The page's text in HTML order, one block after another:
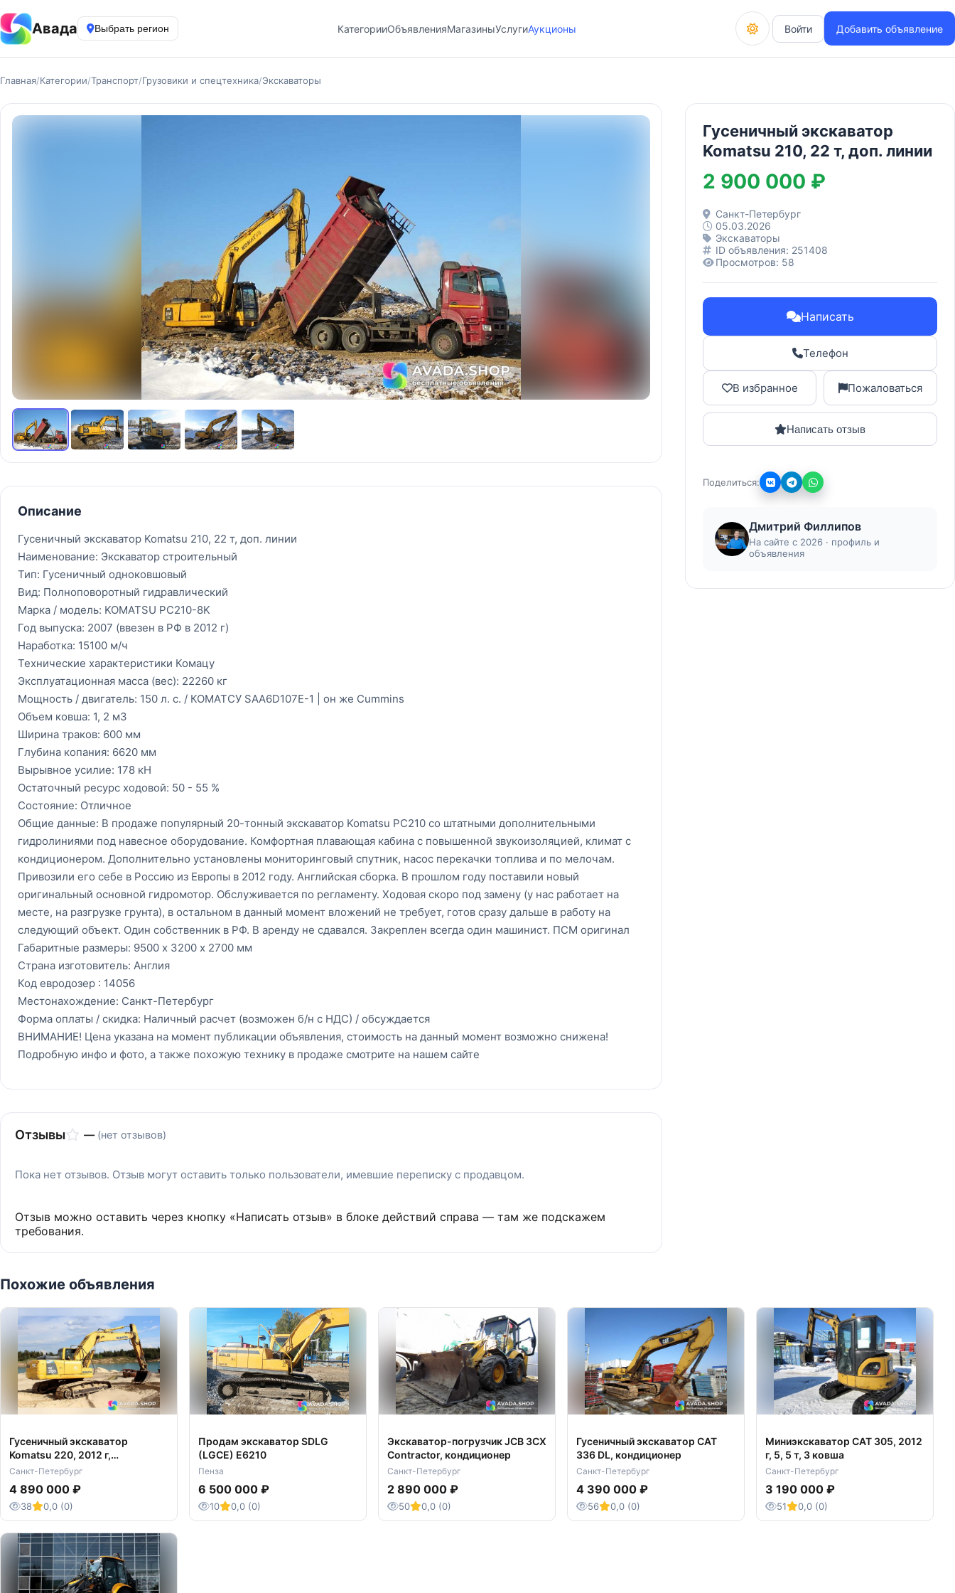
Авада Выбрать регион КатегорииОбъявленияМагазиныУслугиАукционы Войти Добавить объявление
Главная/Категории/Транспорт/Грузовики и спецтехника/Экскаваторы
2 900 000 ₽
Гусеничный экскаватор
Komatsu 210, 22 т, доп. линии
Санкт-Петербург
05.03.2026
Экскаваторы
ID объявления: 251408
Просмотров: 58
Написать
Телефон
В избранное Пожаловаться
Написать отзыв
Поделиться:
Дмитрий Филлипов
На сайте с 2026 · профиль и
объявления
Описание
Гусеничный экскаватор Komatsu 210, 22 т, доп. линии
Наименование: Экскаватор строительный
Тип: Гусеничный одноковшовый
Вид: Полноповоротный гидравлический
Марка / модель: KOMATSU PC210-8K
Год выпуска: 2007 (ввезен в РФ в 2012 г)
Наработка: 15100 м/ч
Технические характеристики Комацу
Эксплуатационная масса (вес): 22260 кг
Мощность / двигатель: 150 л. с. / КОМАТСУ SAA6D107E-1 | он же Cummins
Объем ковша: 1, 2 м3
Ширина траков: 600 мм
Глубина копания: 6620 мм
Вырывное усилие: 178 кН
Остаточный ресурс ходовой: 50 - 55 %
Состояние: Отличное
Общие данные: В продаже популярный 20-тонный экскаватор Komatsu PC210 со штатными дополнительными
гидролиниями под навесное оборудование. Комфортная плавающая кабина с повышенной звукоизоляцией, климат с
кондиционером. Дополнительно установлены мониторинговый спутник, насос перекачки топлива и по мелочам.
Привозили его себе в Россию из Европы в 2012 году. Английская сборка. В прошлом году поставили новый
оригинальный основной гидромотор. Обслуживается по регламенту. Ходовая скоро под замену (у нас работает на
месте, на разгрузке грунта), в остальном в данный момент вложений не требует, готов сразу дальше в работу на
следующий объект. Один собственник в РФ. В аренду не сдавался. Закреплен всегда один машинист. ПСМ оригинал
Габаритные размеры: 9500 х 3200 х 2700 мм
Страна изготовитель: Англия
Код евродозер : 14056
Местонахождение: Санкт-Петербург
Форма оплаты / скидка: Наличный расчет (возможен б/н с НДС) / обсуждается
ВНИМАНИЕ! Цена указана на момент публикации объявления, стоимость на данный момент возможно снижена!
Подробную инфо и фото, а также похожую технику в продаже смотрите на нашем сайте
Отзывы — (нет отзывов)
Пока нет отзывов. Отзыв могут оставить только пользователи, имевшие переписку с продавцом.
Отзыв можно оставить через кнопку «Написать отзыв» в блоке действий справа — там же подскажем
требования.
Похожие объявления
Гусеничный экскаватор
Komatsu 220, 2012 г,
гидролинии
Санкт-Петербург
4 890 000 ₽
38 0,0 (0)
Продам экскаватор SDLG
(LGCE) E6210
Пенза
6 500 000 ₽
10 0,0 (0)
Экскаватор-погрузчик JCB 3CX
Contractor, кондиционер
Санкт-Петербург
2 890 000 ₽
50 0,0 (0)
Гусеничный экскаватор CAT
336 DL, кондиционер
Санкт-Петербург
4 390 000 ₽
56 0,0 (0)
Миниэкскаватор CAT 305, 2012
г, 5, 5 т, 3 ковша
Санкт-Петербург
3 190 000 ₽
51 0,0 (0)